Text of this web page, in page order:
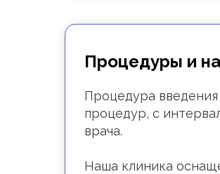
Процедуры и
Процедура введения
процедур, с
врача.
Наша клиника